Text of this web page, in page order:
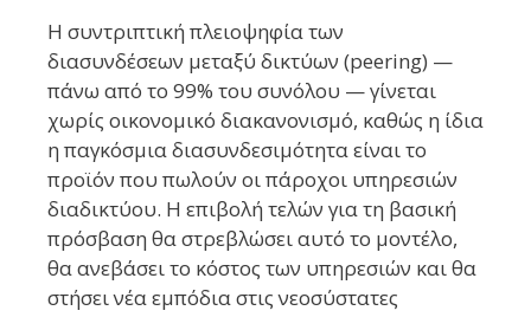
Η συντριπτική πλειοψηφία των
διασυνδέσεων μεταξύ δικτύων (peering) —
πάνω από το 99% του συνόλου — γίνεται
χωρίς οικονομικό διακανονισμό, καθώς η ίδια
η παγκόσμια διασυνδεσιμότητα είναι το
προϊόν που πωλούν οι πάροχοι υπηρεσιών
διαδικτύου. Η επιβολή τελών για τη βασική
πρόσβαση θα στρεβλώσει αυτό το μοντέλο,
θα ανεβάσει το κόστος των υπηρεσιών και θα
στήσει νέα εμπόδια στις νεοσύστατες